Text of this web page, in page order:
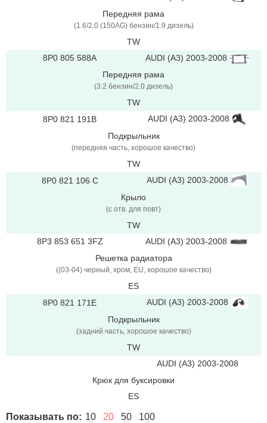
Передняя рама
(1.6/2.0 (150AG) бензин/1.9 дизель)
TW
8P0 805 588A
AUDI (A3) 2003-2008
Передняя рама
(3.2 бензин/2.0 дизель)
TW
8P0 821 191B
AUDI (A3) 2003-2008
Подкрыльник
(передняя часть, хорошое качество)
TW
8P0 821 106 C
AUDI (A3) 2003-2008
Крыло
(с отв. для повт)
TW
8P3 853 651 3FZ
AUDI (A3) 2003-2008
Решетка радиатора
((03-04) черный, xром, EU, хорошое качество)
ES
8P0 821 171E
AUDI (A3) 2003-2008
Подкрыльник
(задний.часть, хорошое качество)
TW
AUDI (A3) 2003-2008
Крюк для буксировки
ES
Показывать по: 10 20 50
100